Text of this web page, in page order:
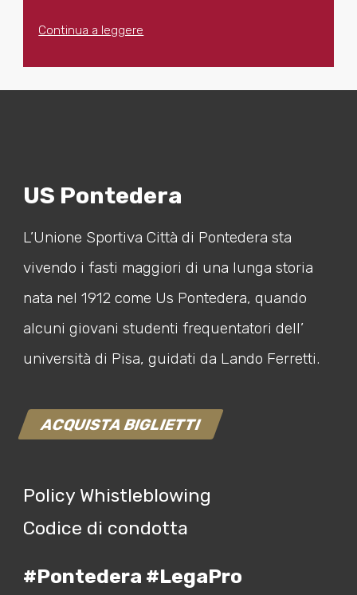
Continua a leggere
US Pontedera
L’Unione Sportiva Città di Pontedera sta
vivendo i fasti maggiori di una lunga storia
nata nel 1912 come Us Pontedera, quando
alcuni giovani studenti frequentatori dell’
università di Pisa, guidati da Lando Ferretti.
ACQUISTA BIGLIETTI
Policy Whistleblowing
Codice di condotta
#Pontedera #LegaPro